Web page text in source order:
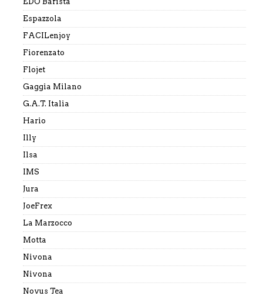
Espazzola
FACILenjoy
Fiorenzato
Flojet
Gaggia Milano
G.A.T. Italia
Hario
Illy
Ilsa
IMS
Jura
JoeFrex
La Marzocco
Motta
Nivona
Nivona
Novus Tea